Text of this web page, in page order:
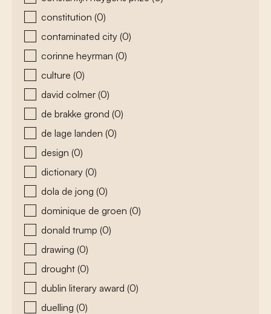
constitution (0)
contaminated city (0)
corinne heyrman (0)
culture (0)
david colmer (0)
de brakke grond (0)
de lage landen (0)
design (0)
dictionary (0)
dola de jong (0)
dominique de groen (0)
donald trump (0)
drawing (0)
drought (0)
dublin literary award (0)
duelling (0)